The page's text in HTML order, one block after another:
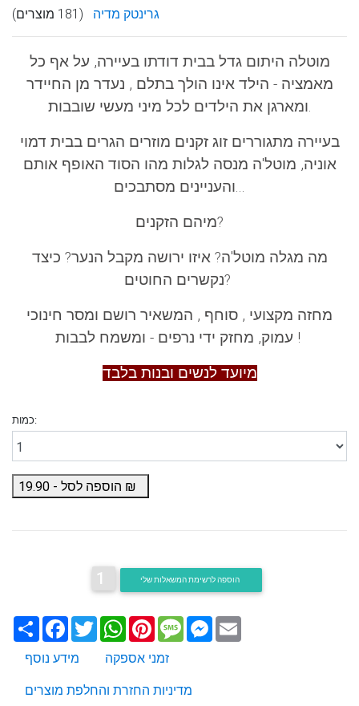
גרינטק מדיה (181 מוצרים)
מוטלה היתום גדל בבית דודתו בעיירה, על אף כל
מאמציה - הילד אינו הולך בתלם , נעדר מן החיידר
ומארגן את הילדים לכל מיני מעשי שובבות.
בעיירה מתגוררים זוג זקנים מוזרים הגרים בבית דמוי
אוניה, מוטל'ה מנסה לגלות מהו הסוד האופף אותם
והעניינים מסתבכים...
מיהם הזקנים?
מה מגלה מוטל'ה? איזו ירושה מקבל הנער? כיצד
נקשרים החוטים?
מחזה מקצועי , סוחף , המשאיר רושם ומסר חינוכי
עמוק, מחזק ידי נרפים - ומשמח לבבות !
מיועד לנשים ובנות בלבד
כמות:
הוספה לסל - 19.90
1
שתף Facebook
TwitterWhatsApp
PinterestMessageMessenger
מידע נוסף
זמני אספקה
מדיניות החזרת והחלפת מוצרים